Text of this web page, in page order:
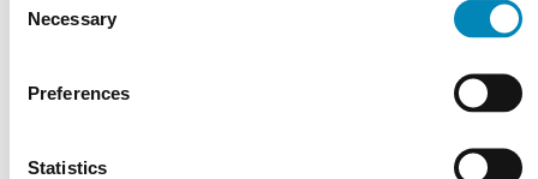
Selection
Necessary
Preferences
Statistics